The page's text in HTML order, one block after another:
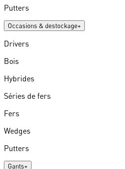
Putters
Occasions & destockage+
Drivers
Bois
Hybrides
Séries de fers
Fers
Wedges
Putters
Gants+